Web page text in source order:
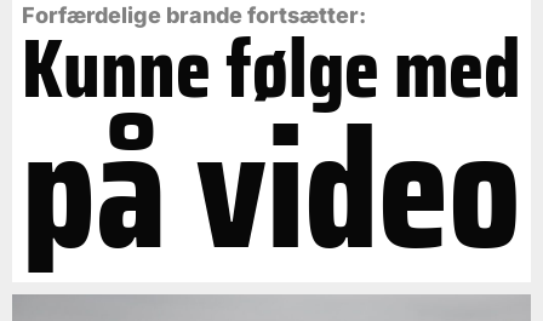
Forfærdelige brande fortsætter:
Kunne følge med
på video